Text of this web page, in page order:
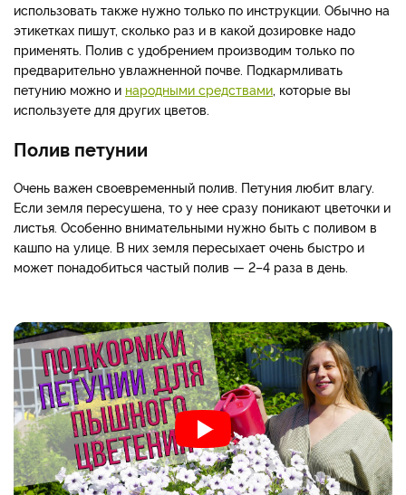
использовать также нужно только по инструкции. Обычно на
этикетках пишут, сколько раз и в какой дозировке надо
применять. Полив с удобрением производим только по
предварительно увлажненной почве. Подкармливать
петунию можно и народными средствами, которые вы
используете для других цветов.
Полив петунии
Очень важен своевременный полив. Петуния любит влагу.
Если земля пересушена, то у нее сразу поникают цветочки и
листья. Особенно внимательными нужно быть с поливом в
кашпо на улице. В них земля пересыхает очень быстро и
может понадобиться частый полив — 2–4 раза в день.